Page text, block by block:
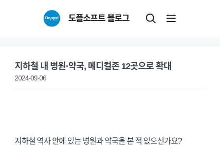
도플소프트 블로그
지하철 내 병원·약국, 메디컬존 12곳으로 확대
2024-09-06
지하철 역사 안에 있는 병원과 약국을 본 적 있으신가요?